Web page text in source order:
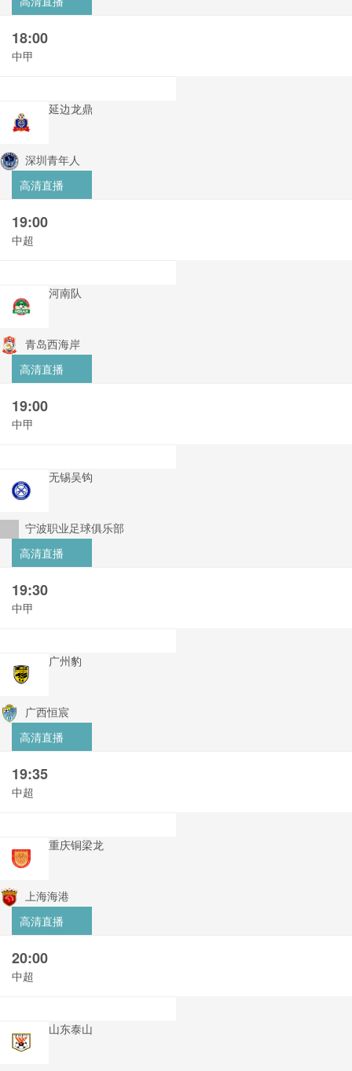
18:00
中甲
延边龙鼎
深圳青年人
高清直播
19:00
中超
河南队
青岛西海岸
高清直播
19:00
中甲
无锡吴钩
宁波职业足球俱乐部
高清直播
19:30
中甲
广州豹
广西恒宸
高清直播
19:35
中超
重庆铜梁龙
上海海港
高清直播
20:00
中超
山东泰山